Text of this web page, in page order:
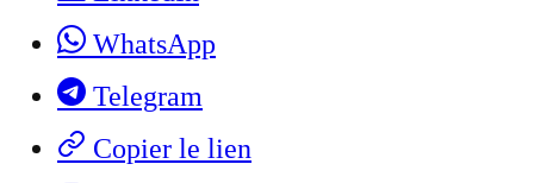
WhatsApp
Telegram
Copier le lien